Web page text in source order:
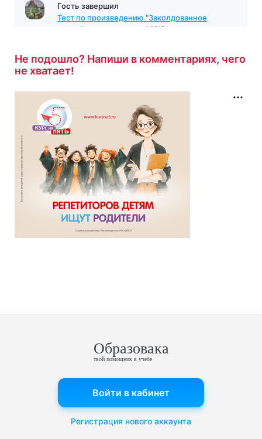
Гость завершил
Тест по произведению "Заколдованное
место"
14/15
Не подошло? Напиши в комментариях, чего
не хватает!
Образовака
твой помощник в учебе
Войти в кабинет
Регистрация нового аккаунта